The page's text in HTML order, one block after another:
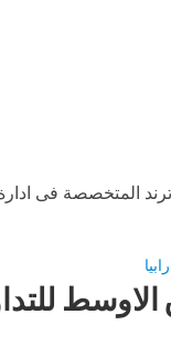
المتخصصة فى
للتداول